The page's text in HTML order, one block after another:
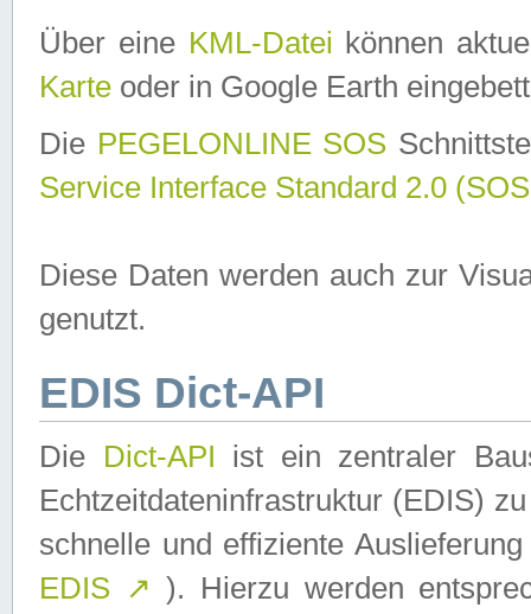
Über eine KML-Datei können
Karte oder in Google Earth
Die PEGELONLINE SOS
Service Interface Standard 2.0
Diese Daten werden auch zur
genutzt.
EDIS Dict-API
Die Dict-API ist ein zentraler
Echtzeitdateninfrastruktur (EDIS)
schnelle und effiziente
EDIS ↗ ). Hierzu werden